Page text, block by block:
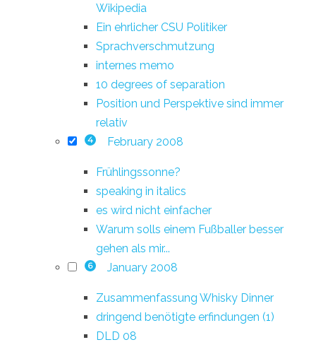
Wikipedia
Ein ehrlicher CSU Politiker
Sprachverschmutzung
internes memo
10 degrees of separation
Position und Perspektive sind immer
relativ
4 February 2008
Frühlingssonne?
speaking in italics
es wird nicht einfacher
Warum solls einem Fußballer besser
gehen als mir...
6 January 2008
Zusammenfassung Whisky Dinner
dringend benötigte erfindungen (1)
DLD 08